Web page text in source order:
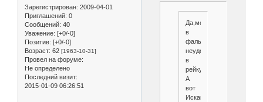
Зарегистрирован: 2009-04-01
Приглашений: 0
Сообщений: 40
Уважение: [+0/-0]
Позитив: [+0/-0]
Возраст: 62 [1963-10-31]
Провел на форуме:
Не определено
Последний визит:
2015-01-09 06:26:51
Да,метровый
в
фальц
неудобно,лучше
в
рейку.
А
вот
Искандер,